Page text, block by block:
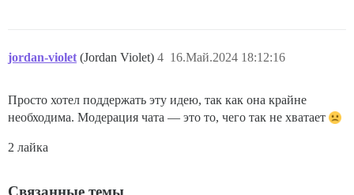
jordan-violet (Jordan Violet) 16.Май.2024 18:12:16
4
Просто хотел поддержать эту идею, так как она крайне
необходима. Модерация чата — это то, чего так не хватает
2 лайка